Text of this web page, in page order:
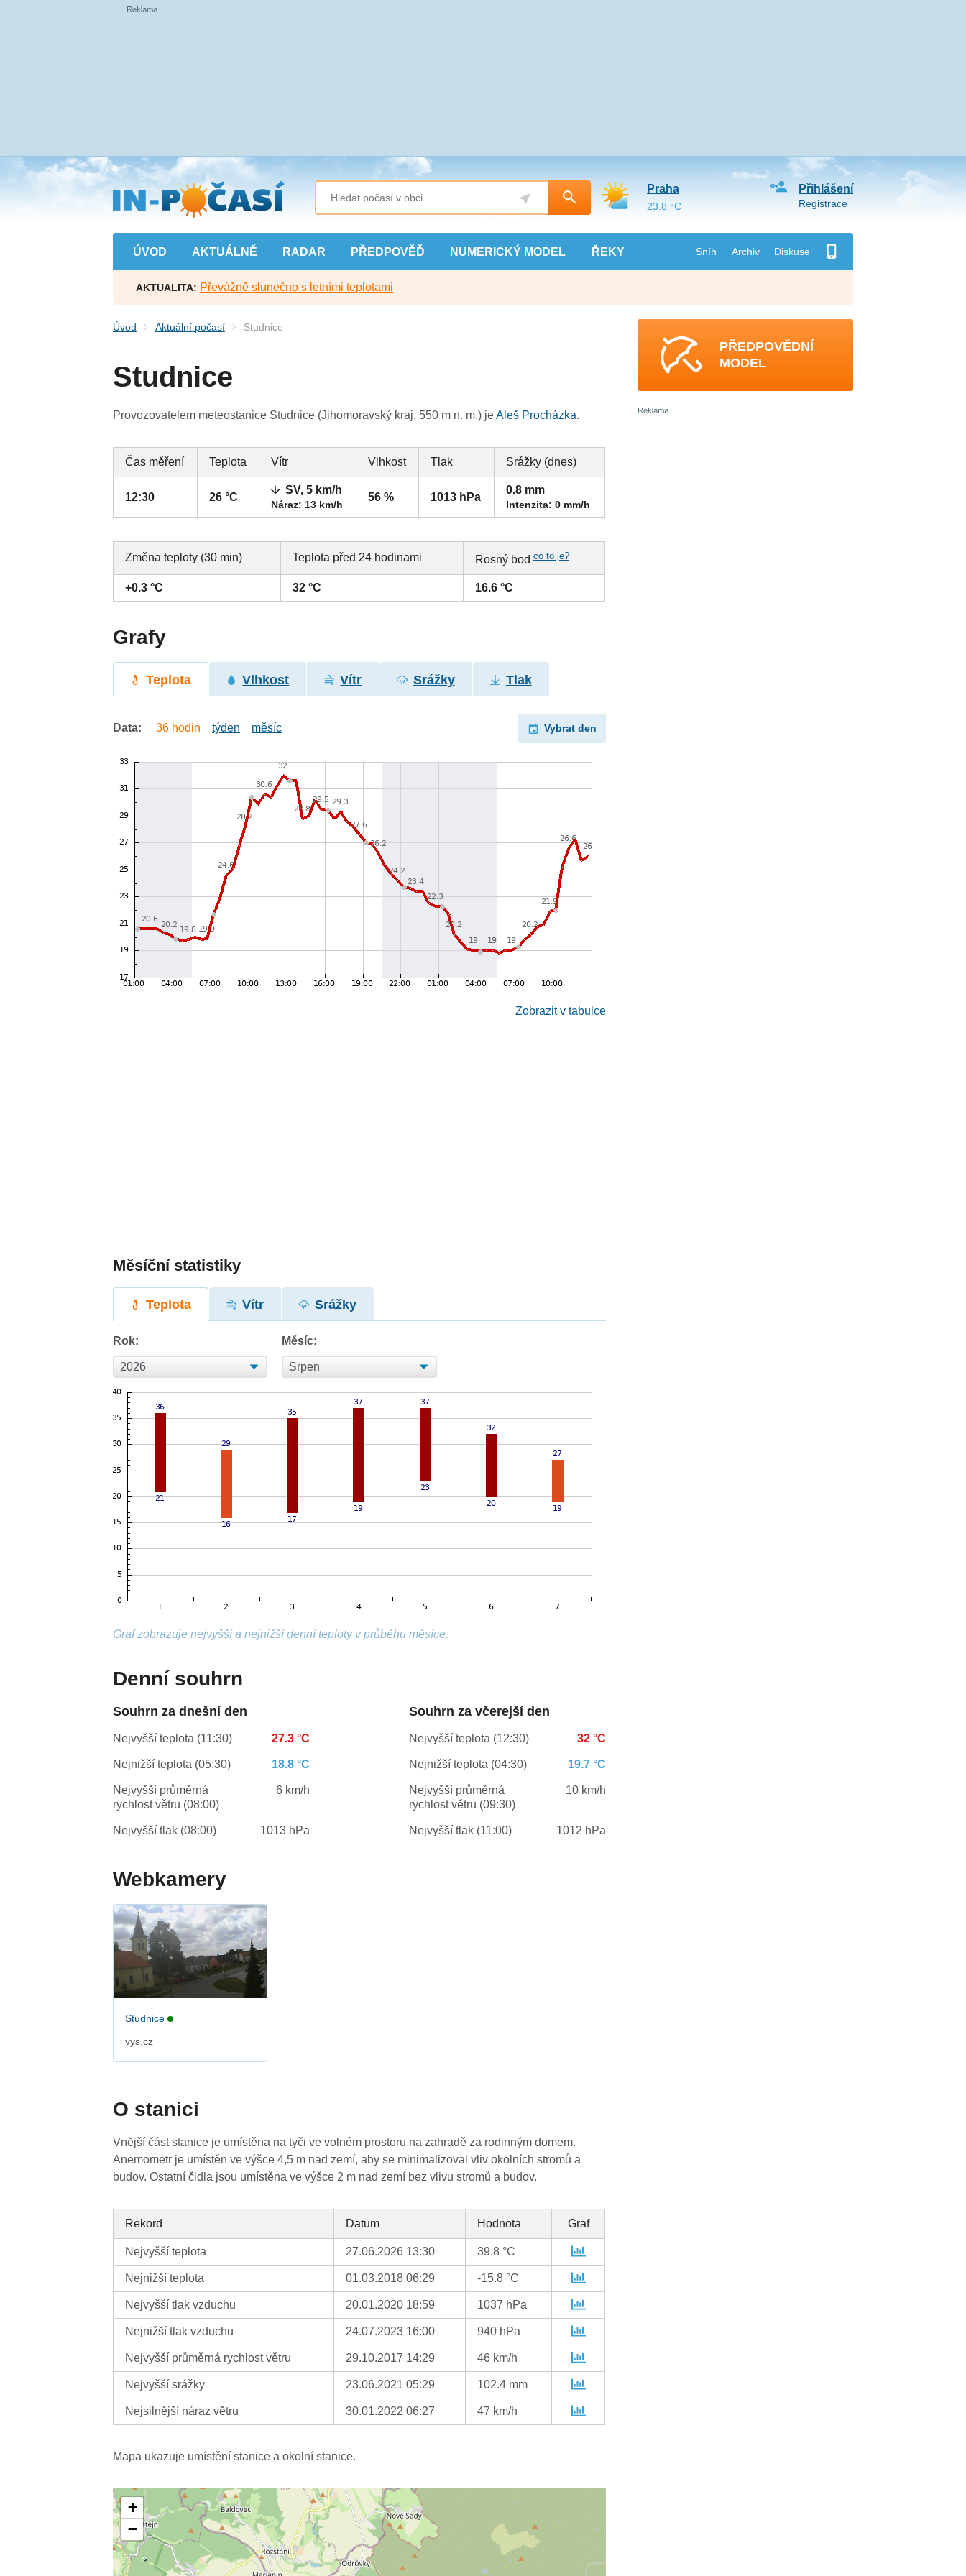
Přejít
na
hlavní
obsah
ÚVOD AKTUÁLNĚ RADAR PŘEDPOVĚĎ NUMERICKÝ MODEL ŘEKY Sníh Archiv Diskuse
Přihlášení
Registrace
Praha
23.8 °C
AKTUALITA: Převážně slunečno s letními teplotami
Úvod Aktuální počasí Studnice
Studnice
Provozovatelem meteostanice Studnice (Jihomoravský kraj, 550 m n. m.) jeAleš Procházka.
Čas měření Teplota Vítr Vlhkost Tlak Srážky (dnes)
12:30 26 °C
SV, 5 km/h
Náraz: 13 km/h
56 % 1013 hPa
0.8 mm
Intenzita: 0 mm/h
Změna teploty (30 min) Teplota před 24 hodinami Rosný bodco to je?
+0.3 °C 32 °C 16.6 °C
Grafy
Teplota Vlhkost Vítr Srážky Tlak
Data: 36 hodin týden měsíc Vybrat den
Zobrazit v tabulce
Měsíční statistiky
Teplota Vítr Srážky
Rok: Měsíc:
Graf zobrazuje nejvyšší a nejnižší denní teploty v průběhu měsíce.
Denní souhrn
Souhrn za dnešní den
Nejvyšší teplota (11:30) 27.3 °C
Nejnižší teplota (05:30) 18.8 °C
Nejvyšší průměrná
rychlost větru (08:00)
6 km/h
Nejvyšší tlak (08:00) 1013 hPa
Souhrn za včerejší den
Nejvyšší teplota (12:30) 32 °C
Nejnižší teplota (04:30) 19.7 °C
Nejvyšší průměrná
rychlost větru (09:30)
10 km/h
Nejvyšší tlak (11:00) 1012 hPa
Webkamery
Studnice
vys.cz
O stanici
Vnější část stanice je umístěna na tyči ve volném prostoru na zahradě za rodinným domem.
Anemometr je umístěn ve výšce 4,5 m nad zemí, aby se minimalizoval vliv okolních stromů a
budov. Ostatní čidla jsou umístěna ve výšce 2 m nad zemí bez vlivu stromů a budov.
Rekord Datum Hodnota Graf
Nejvyšší teplota 27.06.2026 13:30 39.8 °C
Nejnižší teplota 01.03.2018 06:29 -15.8 °C
Nejvyšší tlak vzduchu 20.01.2020 18:59 1037 hPa
Nejnižší tlak vzduchu 24.07.2023 16:00 940 hPa
Nejvyšší průměrná rychlost větru 29.10.2017 14:29 46 km/h
Nejvyšší srážky 23.06.2021 05:29 102.4 mm
Nejsilnější náraz větru 30.01.2022 06:27 47 km/h
Mapa ukazuje umístění stanice a okolní stanice.
+
−
PŘEDPOVĚDNÍ
MODEL